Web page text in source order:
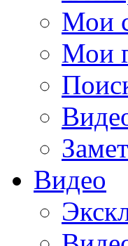
Мои
Мои
Видео